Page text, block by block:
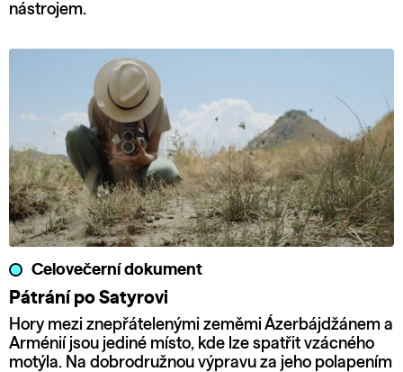
nástrojem.
Celovečerní dokument
Pátrání po Satyrovi
Hory mezi znepřátelenými zeměmi Ázerbájdžánem a
Arménií jsou jediné místo, kde lze spatřit vzácného
motýla. Na dobrodružnou výpravu za jeho polapením